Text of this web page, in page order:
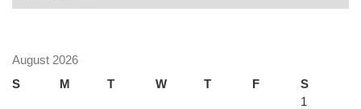
খুঁজুন
August 2026
S
M T W T F
S
1